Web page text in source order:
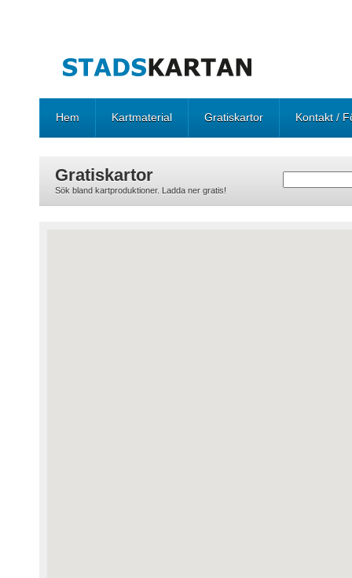
Hem Kartmaterial Gratiskartor Kontakt /
Gratiskartor
Sök bland kartproduktioner. Ladda ner gratis!